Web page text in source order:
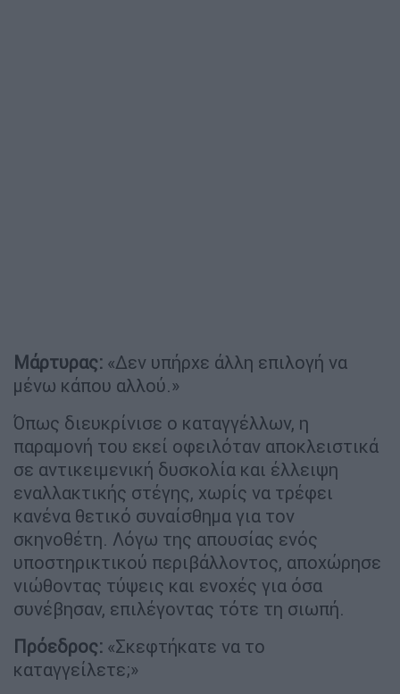
Μάρτυρας: «Δεν υπήρχε άλλη επιλογή να
μένω κάπου αλλού.»
Όπως διευκρίνισε ο καταγγέλλων, η
παραμονή του εκεί οφειλόταν αποκλειστικά
σε αντικειμενική δυσκολία και έλλειψη
εναλλακτικής στέγης, χωρίς να τρέφει
κανένα θετικό συναίσθημα για τον
σκηνοθέτη. Λόγω της απουσίας ενός
υποστηρικτικού περιβάλλοντος, αποχώρησε
νιώθοντας τύψεις και ενοχές για όσα
συνέβησαν, επιλέγοντας τότε τη σιωπή.
Πρόεδρος: «Σκεφτήκατε να το
καταγγείλετε;»